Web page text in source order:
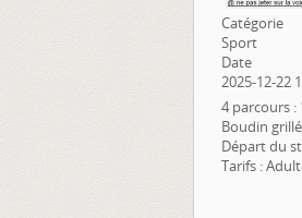
Catégorie
Sport
Date
2025-12-22
4 parcours :
Boudin
Départ du
Tarifs :